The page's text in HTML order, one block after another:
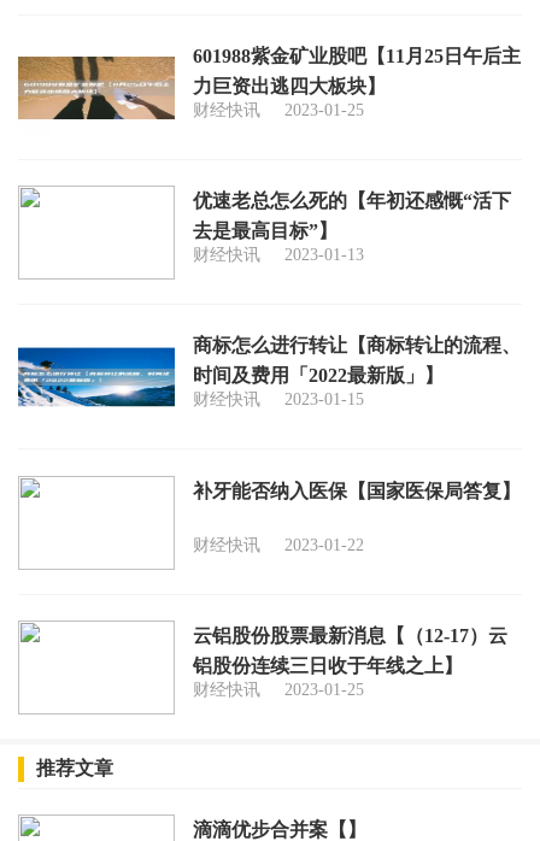
601988紫金矿业股吧【11月25日午后主
力巨资出逃四大板块】
财经快讯 2023-01-25
优速老总怎么死的【年初还感慨“活下
去是最高目标”】
财经快讯 2023-01-13
商标怎么进行转让【商标转让的流程、
时间及费用「2022最新版」】
财经快讯 2023-01-15
补牙能否纳入医保【国家医保局答复】
财经快讯 2023-01-22
云铝股份股票最新消息【（12-17）云
铝股份连续三日收于年线之上】
财经快讯 2023-01-25
推荐文章
滴滴优步合并案【】